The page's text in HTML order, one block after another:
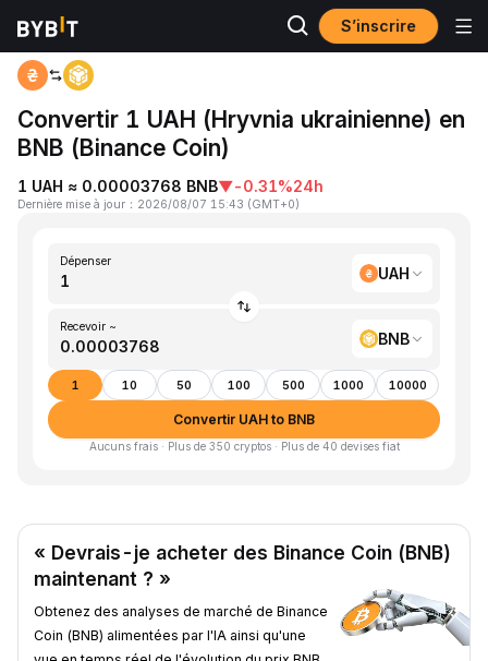
S’inscrire
Accueil
Convertir 1 UAH (Hryvnia ukrainienne) en
BNB (Binance Coin)
1 UAH ≈ 0.00003768 BNB▼-0.31%24h
Dernière mise à jour ： 2026/08/07 15:43 (GMT+0)
Dépenser
UAH
Recevoir ~
BNB
1 10 50 100 500 1000 10000
Convertir UAH to BNB
Aucuns frais · Plus de 350 cryptos · Plus de 40 devises fiat
« Devrais-je acheter des Binance Coin (BNB)
maintenant ? »
Obtenez des analyses de marché de Binance
Coin (BNB) alimentées par l'IA ainsi qu'une